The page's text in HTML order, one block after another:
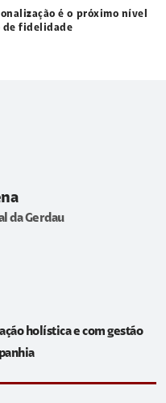
é o próximo nível
de fidelidade
da Gerdau
holística e com gestão